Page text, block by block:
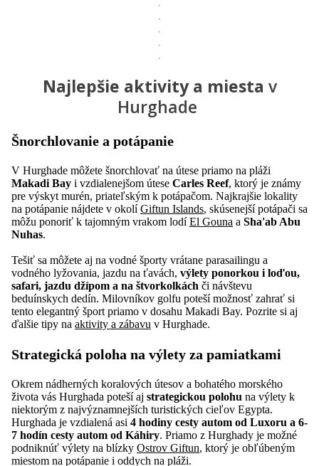
Najlepšie aktivity a miesta v
Hurghade
Šnorchlovanie a potápanie
V Hurghade môžete šnorchlovať na útese priamo na pláži
Makadi Bay i vzdialenejšom útese Carles Reef, ktorý je známy
pre výskyt murén, priateľským k potápačom. Najkrajšie lokality
na potápanie nájdete v okolíGiftun Islands, skúsenejší potápači sa
môžu ponoriť k tajomným vrakom lodíEl Gouna a Sha'ab Abu
Nuhas.
Tešiť sa môžete aj na vodné športy vrátane parasailingu a
vodného lyžovania, jazdu na ťavách, výlety ponorkou i loďou,
safari, jazdu džípom a na štvorkolkách či návštevu
beduínskych dedín. Milovníkov golfu poteší možnosť zahrať si
tento elegantný šport priamo v dosahu Makadi Bay. Pozrite si aj
ďalšie tipy na aktivity a zábavu v Hurghade.
Strategická poloha na výlety za pamiatkami
Okrem nádherných koralových útesov a bohatého morského
života vás Hurghada poteší aj strategickou polohu na výlety k
niektorým z najvýznamnejších turistických cieľov Egypta.
Hurghada je vzdialená asi 4 hodiny cesty autom od Luxoru a 6-
7 hodín cesty autom od Káhiry. Priamo z Hurghady je možné
podniknúť výlety na blízky Ostrov Giftun, ktorý je obľúbeným
miestom na potápanie i oddych na pláži.